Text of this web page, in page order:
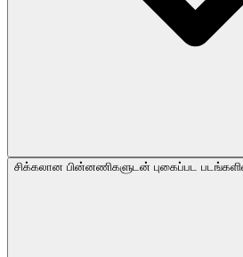
சிக்கலான பின்னணிகளுடன் புகைப்பட